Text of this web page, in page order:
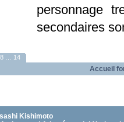
personnage
secondaires
8… 14
Accueil
Kishimoto